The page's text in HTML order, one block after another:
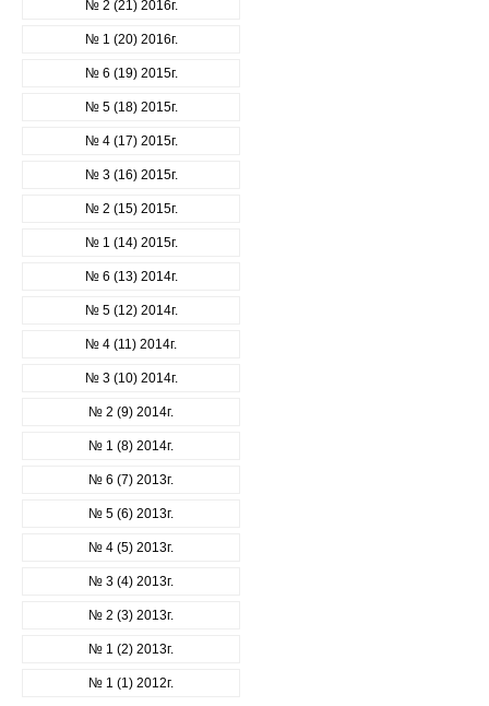
№ 2 (21) 2016г.
№ 1 (20) 2016г.
№ 6 (19) 2015г.
№ 5 (18) 2015г.
№ 4 (17) 2015г.
№ 3 (16) 2015г.
№ 2 (15) 2015г.
№ 1 (14) 2015г.
№ 6 (13) 2014г.
№ 5 (12) 2014г.
№ 4 (11) 2014г.
№ 3 (10) 2014г.
№ 2 (9) 2014г.
№ 1 (8) 2014г.
№ 6 (7) 2013г.
№ 5 (6) 2013г.
№ 4 (5) 2013г.
№ 3 (4) 2013г.
№ 2 (3) 2013г.
№ 1 (2) 2013г.
№ 1 (1) 2012г.